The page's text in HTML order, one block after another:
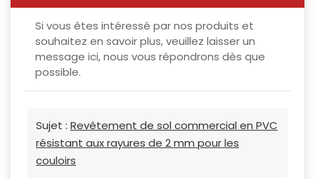
Si vous êtes intéressé par nos produits et
souhaitez en savoir plus, veuillez laisser un
message ici, nous vous répondrons dès que
possible.
Sujet : Revêtement de sol commercial en PVC
résistant aux rayures de 2 mm pour les
couloirs